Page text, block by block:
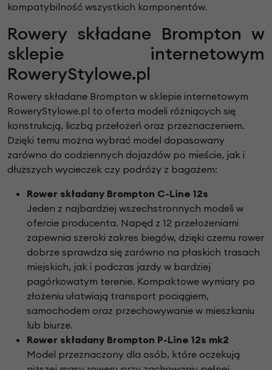
kompatybilność wszystkich komponentów.
Rowery składane Brompton w
sklepie internetowym
RoweryStylowe.pl
Rowery składane Brompton w sklepie internetowym
RoweryStylowe.pl to oferta modeli różniących się
konstrukcją, liczbą przełożeń oraz przeznaczeniem.
Dzięki temu można wybrać model dopasowany
zarówno do codziennych dojazdów po mieście, jak i
dłuższych wycieczek czy podróży z bagażem:
Rower składany Brompton C-Line 12s
Jeden z najbardziej wszechstronnych modeli w
ofercie producenta. Napęd z 12 przełożeniami
zapewnia szeroki zakres biegów, dzięki czemu rower
dobrze sprawdza się zarówno na płaskich trasach
miejskich, jak i podczas jazdy w bardziej
pagórkowatym terenie. Kompaktowe wymiary po
złożeniu ułatwiają transport pociągiem,
samochodem oraz przechowywanie w mieszkaniu
lub biurze.
Rower składany Brompton P-Line 12s mk2
Model przeznaczony dla osób, które oczekują